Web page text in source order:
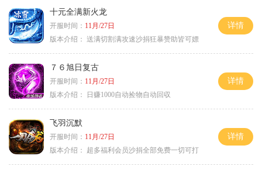
十元全满新火龙
开服时间： 11月/27日
版本介绍： 送满切割满攻速沙捐狂暴赞助皆可嫖
详情
７６旭日复古
开服时间： 11月/27日
版本介绍：
日赚1000自动捡物自动回収
详情
飞羽沉默
开服时间： 11月/27日
版本介绍：
超多福利会员沙捐全部免费一切可打
详情